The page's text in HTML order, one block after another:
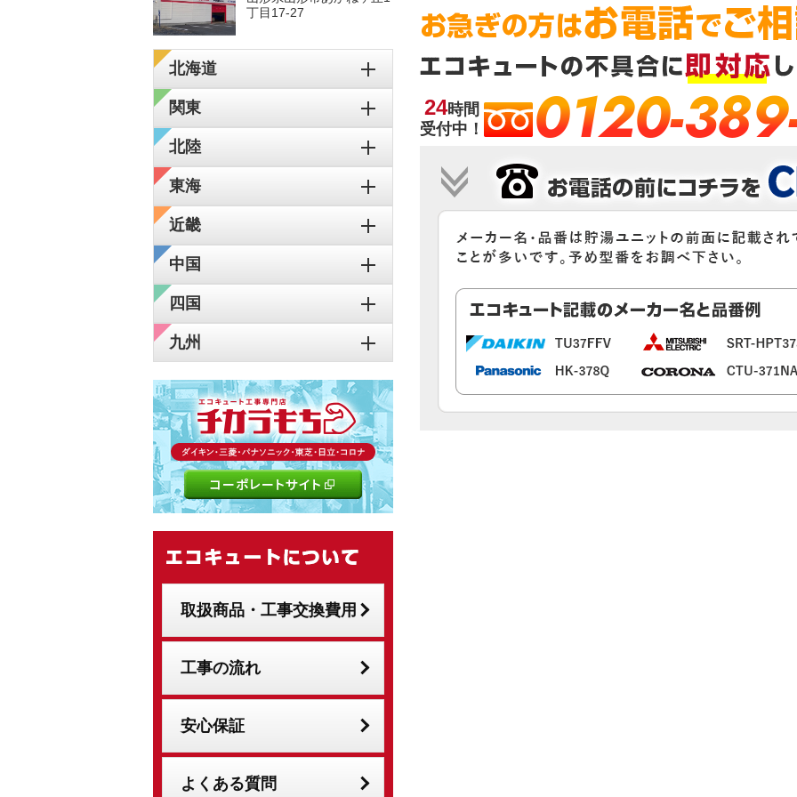
24時間
受付中！
0120-
丁目17-27
北海道
関東
北陸
東海
近畿
中国
四国
九州
取扱商品・工事交換費用
工事の流れ
安心保証
よくある質問